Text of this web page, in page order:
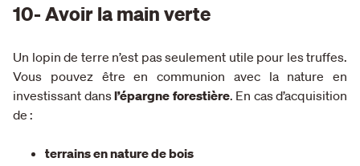
10- Avoir la main verte
Un lopin de terre n’est pas seulement utile pour les truffes.
Vous pouvez être en communion avec la nature en
investissant dansl’épargne forestière. En cas d’acquisition
de :
terrains en nature de bois